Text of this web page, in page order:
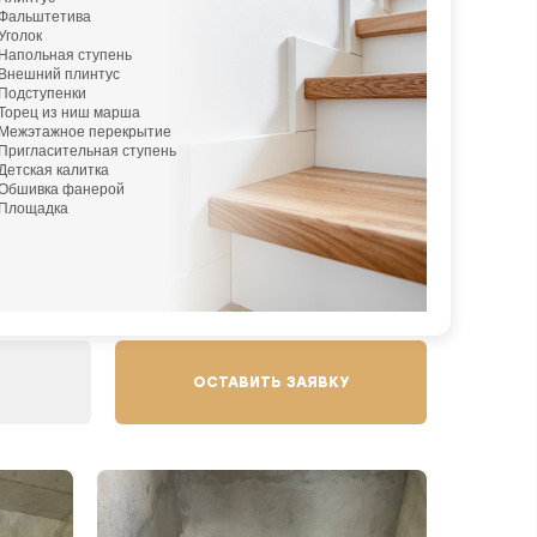
Напольная ступень
Внешний плинтус
Подступенки
из ниш марша
Межэтажное перекрытие
Пригласительная ступень
калитка
фанерой
Площадка
доставкой, монтажом
мы быстрее
ОСТАВИТЬ ЗАЯВКУ